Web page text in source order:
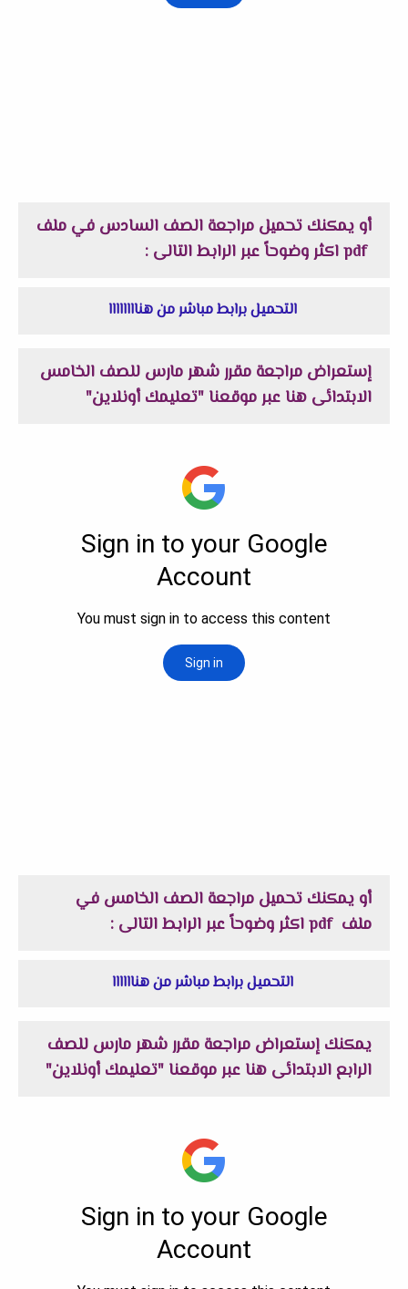
أو يمكنك تحميل مراجعة الصف السادس في ملف
pdfاكثر وضوحاًعبر الرابط التالى :
التحميل برابط مباشر من هناااااااا
إستعراض مراجعة مقرر شهر مارس للصف الخامس
الابتدائى هنا عبر موقعنا "تعليمك أونلاين"
أو يمكنك تحميل مراجعة الصف الخامس في
ملف pdfاكثر وضوحاًعبر الرابط التالى :
التحميل برابط مباشر من هناااااا
يمكنك إستعراض مراجعة مقرر شهر مارس للصف
الرابع الابتدائى هنا عبر موقعنا "تعليمك أونلاين"